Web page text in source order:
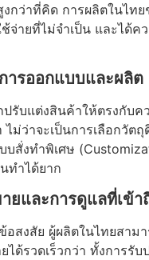
กว่าที่คิด การผลิตในไทย
จ่ายที่ไม่จำเป็น และได้ค
ารออกแบบและผลิต
รับแต่งสินค้าให้ตรงกับค
ม่ว่าจะเป็นการเลือกวัต
บสั่งทำพิเศษ
ทำได้ยาก
ยและการดูแลที่เข้า
สงสัย ผู้ผลิตในไทยสาม
ด้รวดเร็วกว่า ทั้งการรั